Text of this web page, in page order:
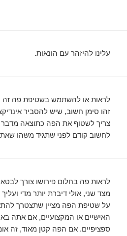
עלינו להיזהר עם הונאות.
לראות או להשתמש בשטיפת פה זה
זהו סימן חשוב, שיש להסביר
צריך לשטוף את הפה כתוצאה
לחשוב קודם לפני שתגיד משהו
לראות פה בחלום פירושו צורך
מצד שני, אולי דיברת יותר מדי
על שטיפת הפה מציין שתצטרך
האישיים או המקצועיים, אם אתה
ספציפיים. אם הפה קטן מאוד, זה